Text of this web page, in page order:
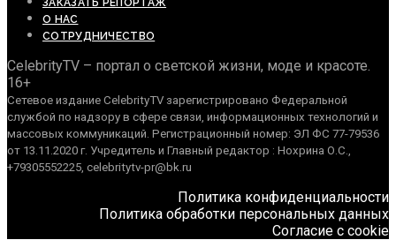
ЗАКАЗАТЬ РЕПОРТАЖ
О НАС
СОТРУДНИЧЕСТВО
CelebrityTV – портал о светской жизни, моде и красоте.
16+
Сетевое издание CelebrityTV зарегистрировано Федеральной
службой по надзору в сфере связи, информационных технологий и
массовых коммуникаций. Регистрационный номер: ЭЛ ФС 77-79536
от 13.11.2020 г. Учредитель и Главный редактор : Нохрина О.С.,
+79305552225, celebritytv-pr@bk.ru
Политика конфиденциальности
Политика обработки персональных данных
Согласие с cookie